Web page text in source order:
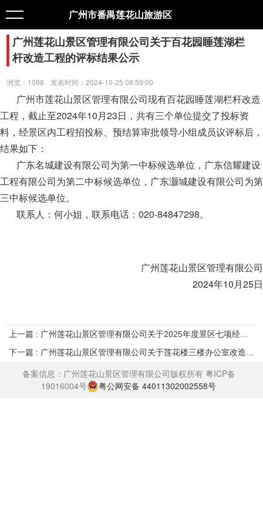
广州市番禺莲花山旅游区
广州莲花山景区管理有限公司关于百花园睡莲湖栏
杆改造工程的评标结果公示
浏览：1098 发表时间：2024-10-25 08:59:00
广州市莲花山景区管理有限公司现有百花园睡莲湖栏杆改造
工程，截止至2024年10月23日，共有三个单位提交了投标资
料，经景区内工程招投标、预结算审批领导小组成员议评标后，
结果如下：
广东名城建设有限公司为第一中标候选单位，广东信耀建设
工程有限公司为第二中标候选单位，广东灏城建设有限公司为第
三中标候选单位。
联系人：何小姐，联系电话：020-84847298。
广州莲花山景区管理有限公司
2024年10月25日
备案信息：广州莲花山景区管理有限公司版权所有 粤ICP备
19016004号
粤公网安备 44011302002558号